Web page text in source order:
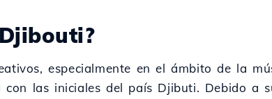
Djibouti?
especialmente en el ámbito de la
las iniciales del país Djibuti. Debido a